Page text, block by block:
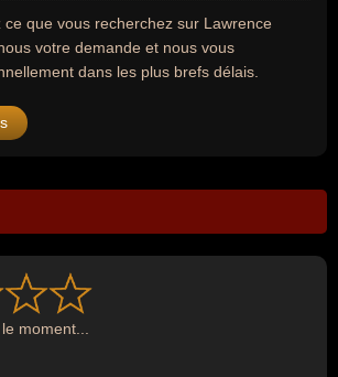
que vous recherchez sur Lawrence
votre demande et nous vous
dans les plus brefs délais.
moment...